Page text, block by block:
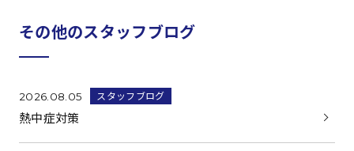
その他のスタッフブログ
2026.08.05 スタッフブログ
熱中症対策